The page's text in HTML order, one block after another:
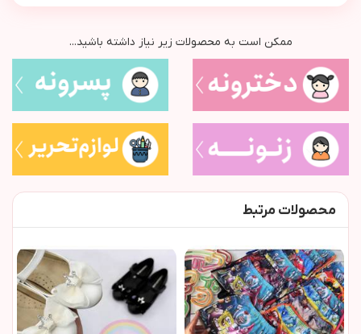
ممکن است به محصولات زیر نیاز داشته باشید...
محصولات مرتبط